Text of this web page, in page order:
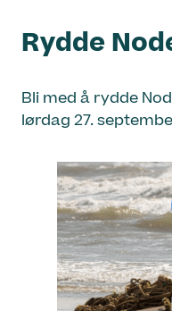
Rydde
Bli med å rydde
lørdag 27.